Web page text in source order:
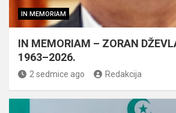
IN MEMORIAM
IN MEMORIAM – ZORAN
1963–2026.
2 sedmice ago Redakcija